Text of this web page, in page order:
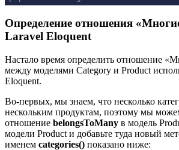
Определение отношения
Laravel Eloquent
Настало время определить отношение
между моделями Category и Product
Eloquent.
Во-первых, мы знаем, что несколько
нескольким продуктам, поэтому мы
отношение belongsToMany в модель
модели Product и добавьте туда новый
именем categories() показано ниже: